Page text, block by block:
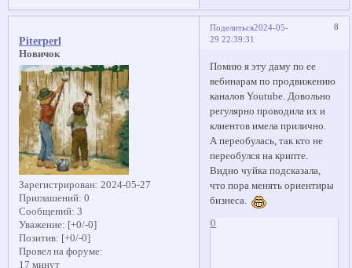
Поделиться 8
2024-05-
29 22:39:31
Piterperl
Новичок
Зарегистрирован: 2024-05-27
Приглашений: 0
Сообщений: 3
Уважение: [+0/-0]
Позитив: [+0/-0]
Провел на форуме:
17 минут
Помню я эту даму по ее
вебинарам по продвижению
каналов Youtube. Довольно
регулярно проводила их и
клиентов имела прилично.
А переобулась, так кто не
переобулся на крипте.
Видно чуйка подсказала,
что пора менять ориентиры
бизнеса.
0